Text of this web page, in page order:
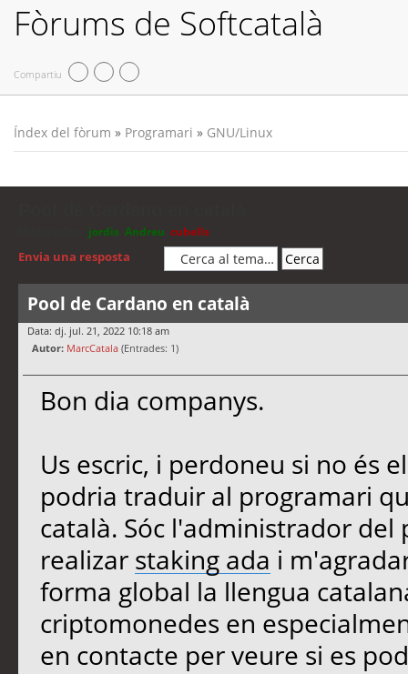
Fòrums de Softcatalà
Compartiu
Índex del fòrum » Programari » GNU/Linux
jordis Andreu cubells
Envia una resposta
Pool de Cardano en català
Data: dj. jul. 21, 2022 10:18 am
Autor: MarcCatala (Entrades: 1)
Bon dia companys.
Us escric, i perdoneu si no és
podria traduir al programari
català. Sóc l'administrador del
realizar staking ada i
forma global la llengua
criptomonedes en
en contacte per veure si es